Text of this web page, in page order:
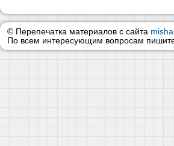
© Перепечатка материалов с сайта
По всем интересующим вопросам